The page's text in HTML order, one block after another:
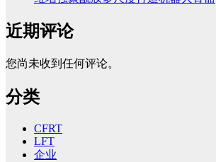
近期评论
您尚未收到任何评论。
分类
CFRT
LFT
企业